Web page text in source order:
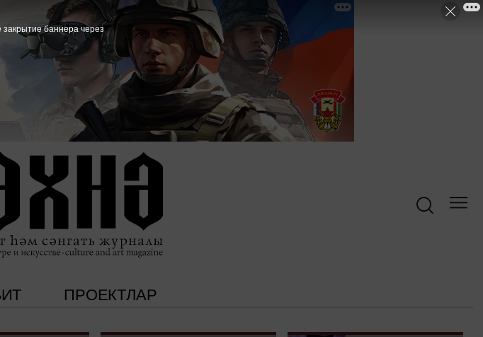
ПРОЕКТЛАР
закрытие баннера через